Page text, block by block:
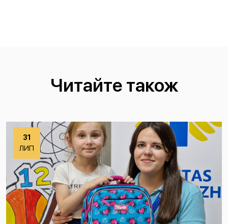
Читайте також
31
ЛИП